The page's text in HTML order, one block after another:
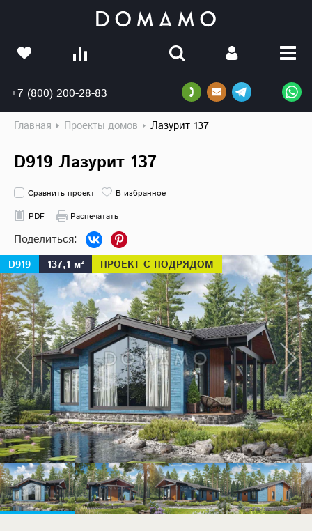
+7 (800) 200-28-83
Главная Проекты домов Лазурит 137
D919 Лазурит 137
Сравнить проект
В избранное
PDF
Распечатать
D919 137,1 м² ПРОЕКТ С ПОДРЯДОМ